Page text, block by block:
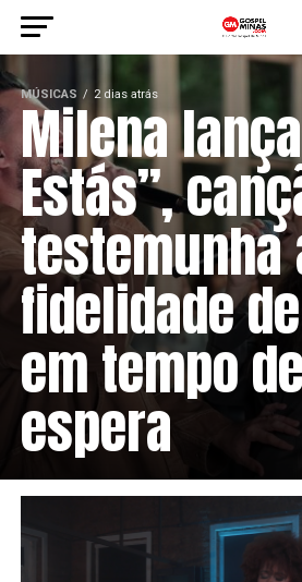
MÚSICAS 2 dias atrás
Milena
Estás”,
testemunha
fidelidade
em tempo de
espera